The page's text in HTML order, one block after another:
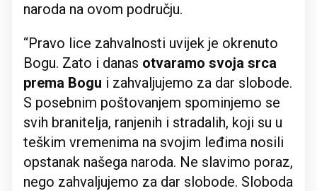
naroda na ovom području.
“Pravo lice zahvalnosti uvijek je okrenuto
Bogu. Zato i danas otvaramo svoja srca
prema Bogu i zahvaljujemo za dar slobode.
S posebnim poštovanjem spominjemo se
svih branitelja, ranjenih i stradalih, koji su u
teškim vremenima na svojim leđima nosili
opstanak našega naroda. Ne slavimo poraz,
nego zahvaljujemo za dar slobode. Sloboda